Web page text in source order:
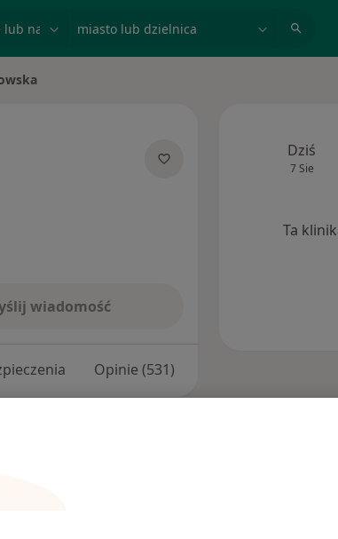
wiadomość
Opinie (531)
Dziś
7 Sie
Ta